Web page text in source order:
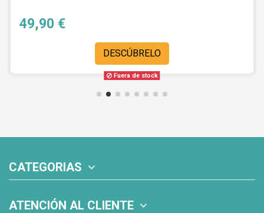
Fuera de stock
49,90 €
DESCÚBRELO
CATEGORIAS
ATENCIÓN AL CLIENTE